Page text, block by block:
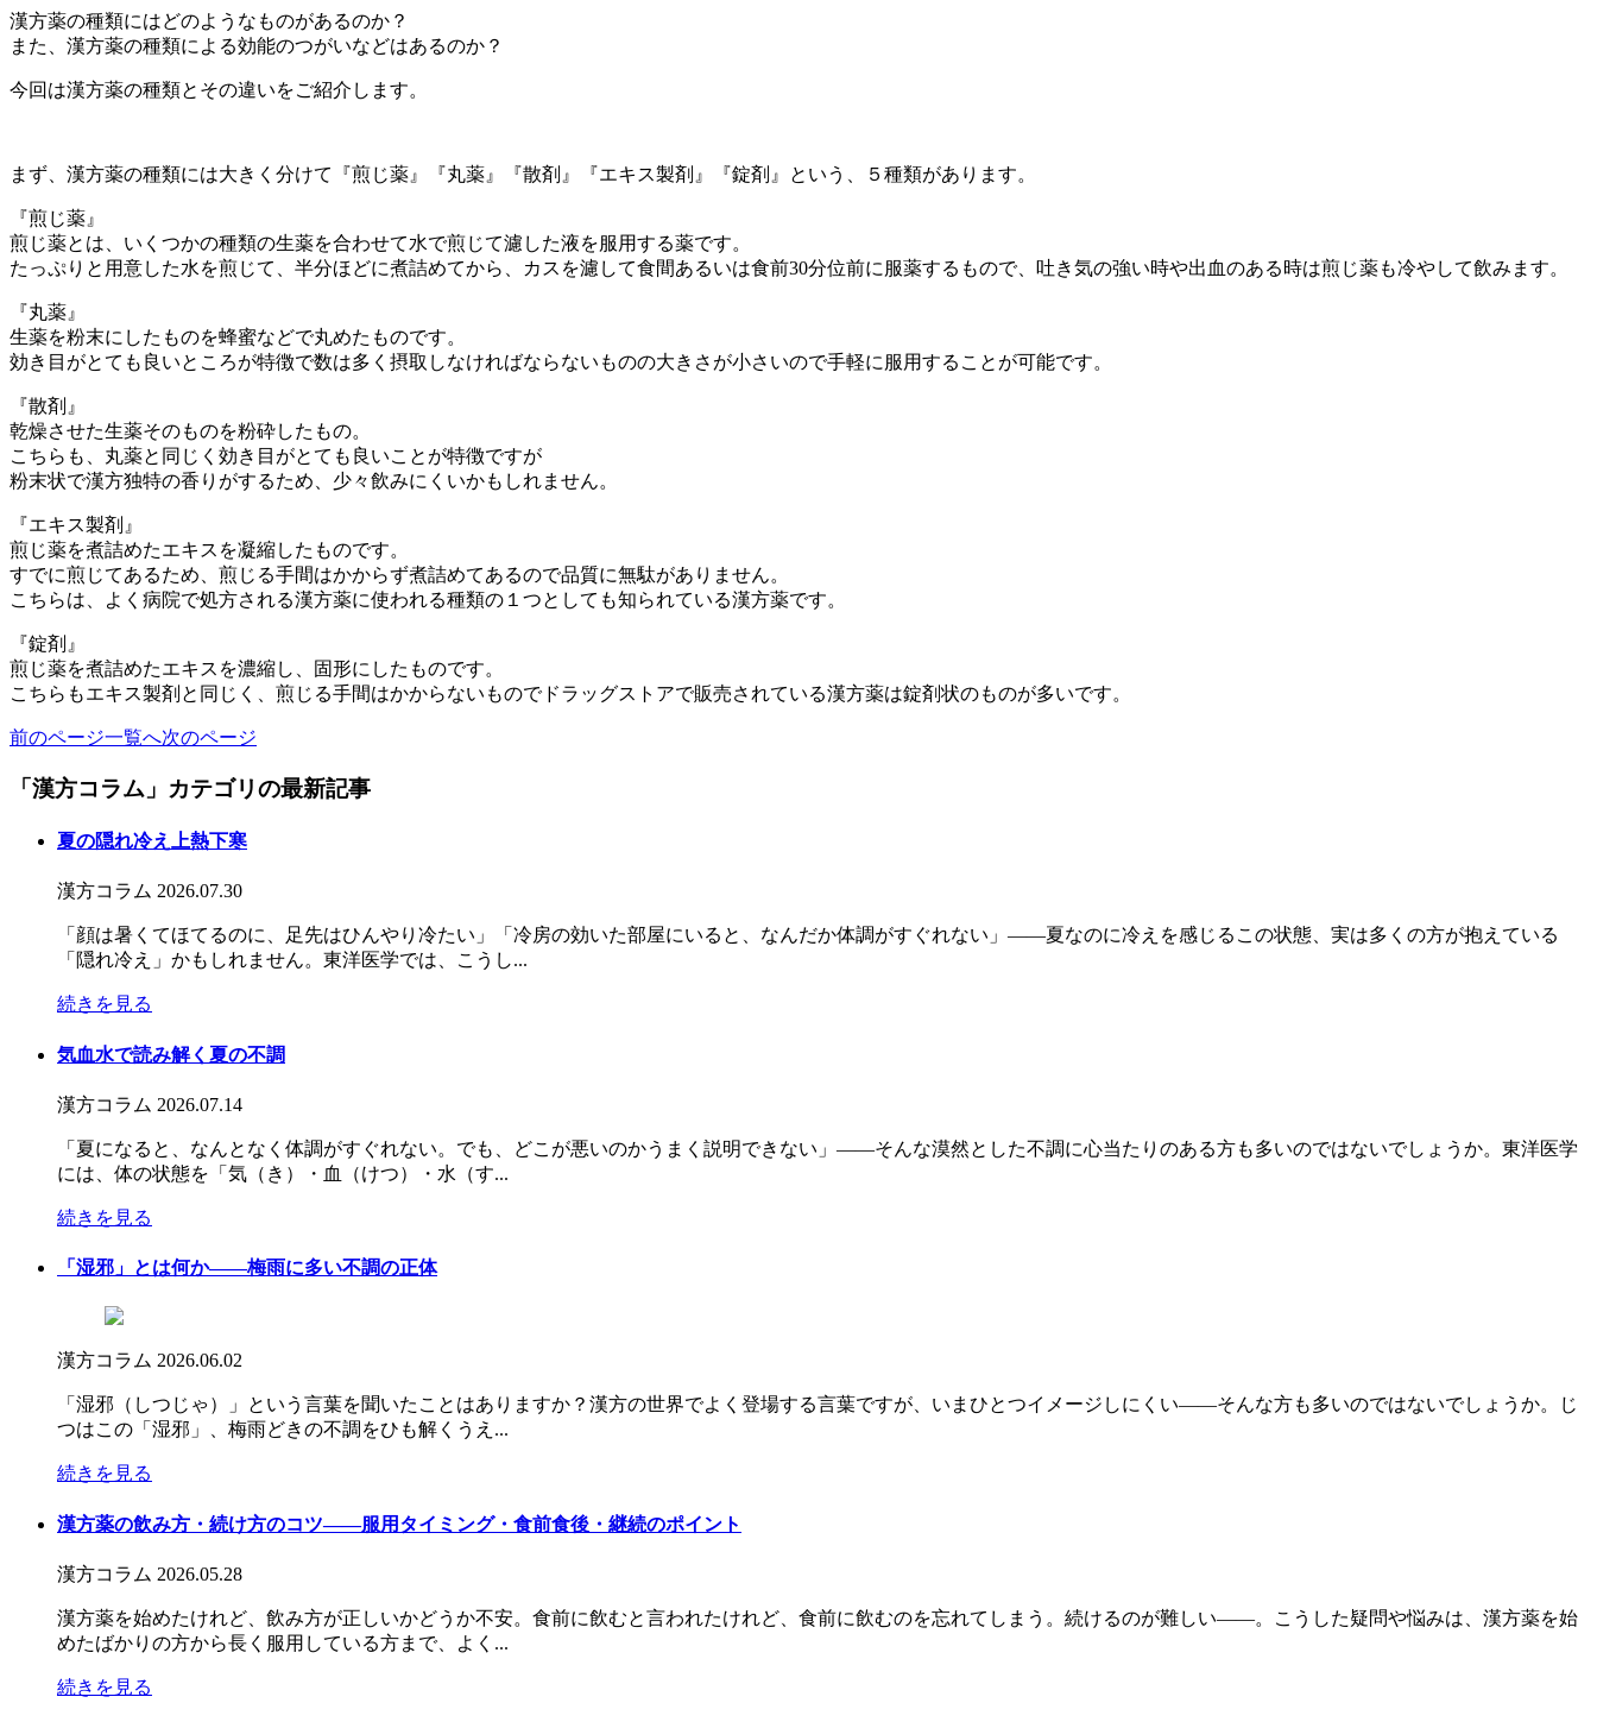
漢方薬の種類にはどのようなものがあるのか？
また、漢方薬の種類による効能のつがいなどはあるのか？
今回は漢方薬の種類とその違いをご紹介します。
まず、漢方薬の種類には大きく分けて『煎じ薬』『丸薬』『散剤』『エキス製剤』『錠剤』という、５種類があります。
『煎じ薬』
煎じ薬とは、いくつかの種類の生薬を合わせて水で煎じて濾した液を服用する薬です。
たっぷりと用意した水を煎じて、半分ほどに煮詰めてから、カスを濾して食間あるいは食前30分位前に服薬するもので、吐き気の強い時や出血のある時は煎じ薬も冷やして飲みます。
『丸薬』
生薬を粉末にしたものを蜂蜜などで丸めたものです。
効き目がとても良いところが特徴で数は多く摂取しなければならないものの大きさが小さいので手軽に服用することが可能です。
『散剤』
乾燥させた生薬そのものを粉砕したもの。
こちらも、丸薬と同じく効き目がとても良いことが特徴ですが
粉末状で漢方独特の香りがするため、少々飲みにくいかもしれません。
『エキス製剤』
煎じ薬を煮詰めたエキスを凝縮したものです。
すでに煎じてあるため、煎じる手間はかからず煮詰めてあるので品質に無駄がありません。
こちらは、よく病院で処方される漢方薬に使われる種類の１つとしても知られている漢方薬です。
『錠剤』
煎じ薬を煮詰めたエキスを濃縮し、固形にしたものです。
こちらもエキス製剤と同じく、煎じる手間はかからないものでドラッグストアで販売されている漢方薬は錠剤状のものが多いです。
前のページ一覧へ次のページ
「漢方コラム」カテゴリの最新記事
夏の隠れ冷え上熱下寒
漢方コラム 2026.07.30
「顔は暑くてほてるのに、足先はひんやり冷たい」「冷房の効いた部屋にいると、なんだか体調がすぐれない」――夏なのに冷えを感じるこの状態、実は多くの方が抱えている
「隠れ冷え」かもしれません。東洋医学では、こうし...
続きを見る
気血水で読み解く夏の不調
漢方コラム 2026.07.14
「夏になると、なんとなく体調がすぐれない。でも、どこが悪いのかうまく説明できない」――そんな漠然とした不調に心当たりのある方も多いのではないでしょうか。東洋医学
には、体の状態を「気（き）・血（けつ）・水（す...
続きを見る
「湿邪」とは何か――梅雨に多い不調の正体
漢方コラム 2026.06.02
「湿邪（しつじゃ）」という言葉を聞いたことはありますか？漢方の世界でよく登場する言葉ですが、いまひとつイメージしにくい――そんな方も多いのではないでしょうか。じ
つはこの「湿邪」、梅雨どきの不調をひも解くうえ...
続きを見る
漢方薬の飲み方・続け方のコツ――服用タイミング・食前食後・継続のポイント
漢方コラム 2026.05.28
漢方薬を始めたけれど、飲み方が正しいかどうか不安。食前に飲むと言われたけれど、食前に飲むのを忘れてしまう。続けるのが難しい——。こうした疑問や悩みは、漢方薬を始
めたばかりの方から長く服用している方まで、よく...
続きを見る